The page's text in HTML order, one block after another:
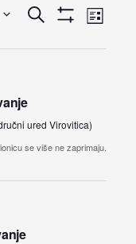
Search
and
Views
Search
PokažiPopis
ured Virovitica)
se više ne zaprimaju.